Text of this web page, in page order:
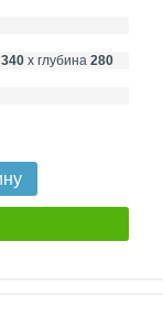
340 х глубина 280